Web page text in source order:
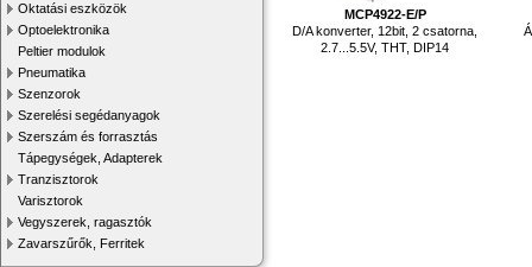
Oktatási eszközök
Optoelektronika
Peltier modulok
Pneumatika
Szenzorok
Szerelési segédanyagok
Szerszám és forrasztás
Tápegységek, Adapterek
Tranzisztorok
Varisztorok
Vegyszerek, ragasztók
Zavarszűrők, Ferritek
MCP4922-E/P
D/A konverter, 12bit, 2 csatorna,
2.7...5.5V, THT, DIP14